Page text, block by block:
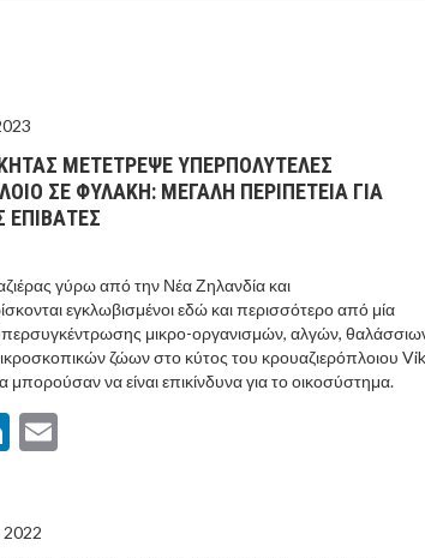
ΜΕΤΕΤΡΕΨΕ ΥΠΕΡΠΟΛΥΤΕΛΕΣ
ΣΕ ΦΥΛΑΚΗ: ΜΕΓΑΛΗ ΠΕΡΙΠΕΤΕΙΑ ΓΙΑ
γύρω από την Νέα Ζηλανδία και
εγκλωβισμένοι εδώ και περισσότερο από μία
μικρο-οργανισμών, αλγών,
ζώων στο κύτος του κρουαζιερόπλοιου
να είναι επικίνδυνα για το οικοσύστημα.
LinkedIn
2022